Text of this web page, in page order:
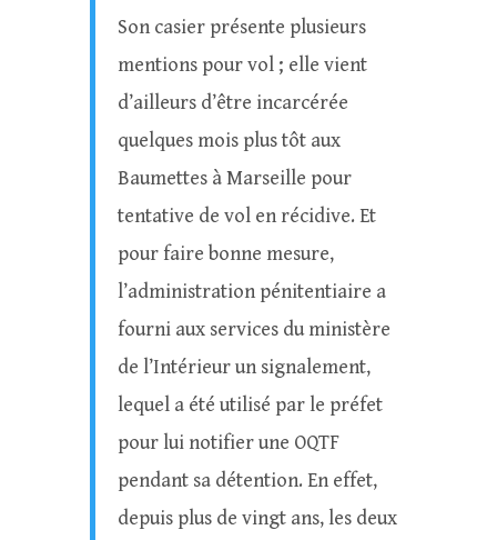
Son casier présente plusieurs
mentions pour vol ; elle vient
d’ailleurs d’être incarcérée
quelques mois plus tôt aux
Baumettes à Marseille pour
tentative de vol en récidive. Et
pour faire bonne mesure,
l’administration pénitentiaire a
fourni aux services du ministère
de l’Intérieur un signalement,
lequel a été utilisé par le préfet
pour lui notifier une OQTF
pendant sa détention. En effet,
depuis plus de vingt ans, les deux